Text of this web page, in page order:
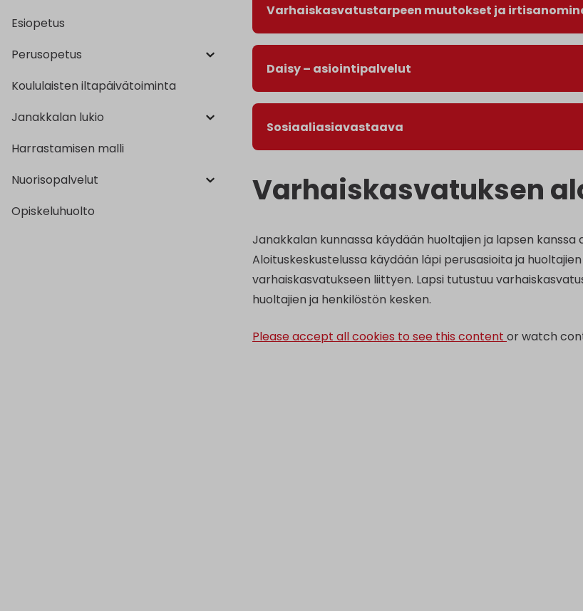
Esiopetus
Perusopetus
Koululaisten iltapäivätoiminta
Janakkalan lukio
Harrastamisen malli
Nuorisopalvelut
Opiskeluhuolto
Varhaiskasvatustarpeen muutokset ja
Daisy – asiointipalvelut
Sosiaaliasiavastaava
Varhaiskasvatuksen
Janakkalan kunnassa käydään huoltajien ja lapsen
Aloituskeskustelussa käydään läpi perusasioita ja
varhaiskasvatukseen liittyen. Lapsi tutustuu
huoltajien ja henkilöstön kesken.
Please accept all cookies to see this contentor watch